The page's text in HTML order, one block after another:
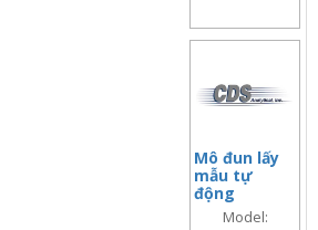
Mô đun lấy
mẫu tự
động
Model: